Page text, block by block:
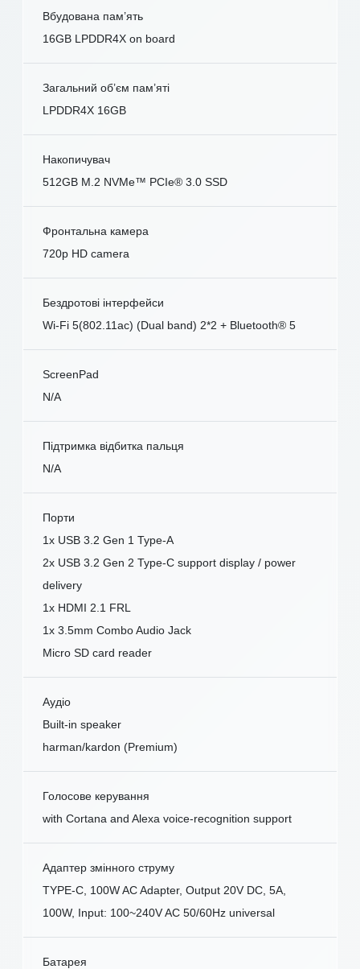
Вбудована пам’ять
16GB LPDDR4X on board
Загальний об’єм пам’яті
LPDDR4X 16GB
Накопичувач
512GB M.2 NVMe™ PCIe® 3.0 SSD
Фронтальна камера
720p HD camera
Бездротові інтерфейси
Wi-Fi 5(802.11ac) (Dual band) 2*2 + Bluetooth® 5
ScreenPad
N/A
Підтримка відбитка пальця
N/A
Порти
1x USB 3.2 Gen 1 Type-A
2x USB 3.2 Gen 2 Type-C support display / power
delivery
1x HDMI 2.1 FRL
1x 3.5mm Combo Audio Jack
Micro SD card reader
Аудіо
Built-in speaker
harman/kardon (Premium)
Голосове керування
with Cortana and Alexa voice-recognition support
Адаптер змінного струму
TYPE-C, 100W AC Adapter, Output 20V DC, 5A,
100W, Input: 100~240V AC 50/60Hz universal
Батарея